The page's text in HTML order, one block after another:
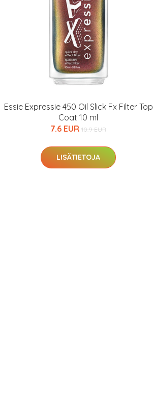
Essie Expressie 450 Oil Slick Fx Filter Top
Coat 10 ml
7.6 EUR 10.9 EUR
LISÄTIETOJA